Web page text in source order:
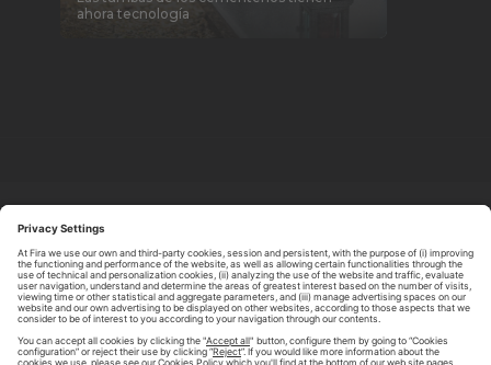
ahora tecnología
CONTACT US
LEGAL NOTICE